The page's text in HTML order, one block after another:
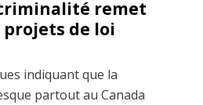
remet
de loi
indiquant que la
partout au Canada